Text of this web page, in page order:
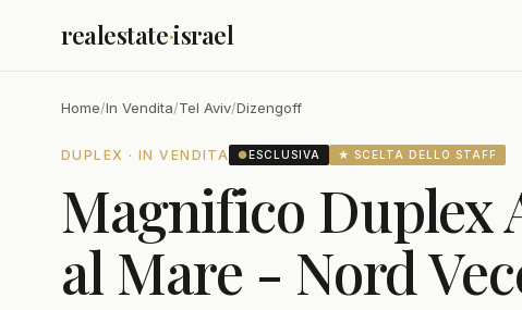
realestate·israel
Home/In Vendita/Tel Aviv/Dizengoff
DUPLEX · IN VENDITA ●ESCLUSIVA ★ SCELTA DELLO STAFF
Magnifico Duplex
al Mare - Nord